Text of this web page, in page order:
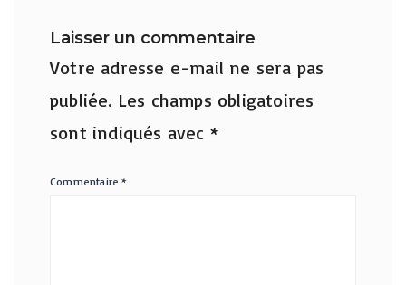
Laisser un commentaire
Votre adresse e-mail ne sera pas
publiée. Les champs obligatoires
sont indiqués avec *
Commentaire*